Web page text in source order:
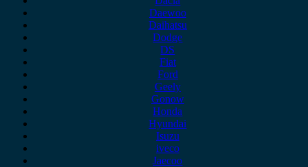
Daewoo
Daihatsu
Dodge
DS
Fiat
Ford
Geely
Gonow
Honda
Hyundai
Isuzu
iveco
Jaecoo